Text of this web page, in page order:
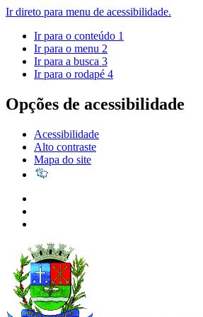
Ir direto para menu de acessibilidade.
Ir para o conteúdo 1
Ir para o menu 2
Ir para a busca 3
Ir para o rodapé 4
Opções de acessibilidade
Acessibilidade
Alto contraste
Mapa do site